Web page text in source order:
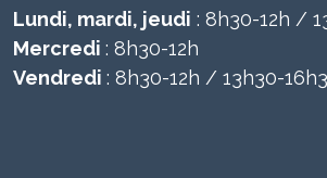
Lundi, mardi, jeudi : 8h30-12h /
Mercredi : 8h30-12h
Vendredi : 8h30-12h / 13h30-